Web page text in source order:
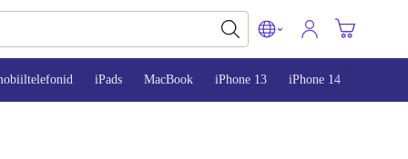
iPads MacBook iPhone 13 iPhone 14